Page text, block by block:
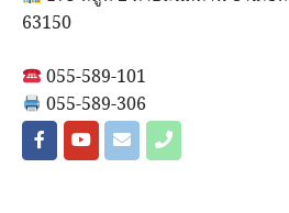
63150
055-589-101
055-589-306